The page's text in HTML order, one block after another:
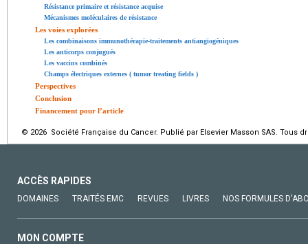
Résistance primaire et résistance acquise
Mécanismes moléculaires de résistance
Les voies explorées
Les combinaisons immunothérapie-traitements antiangiogéniques
Les anticorps conjugués
Les vaccins combinés
Champs électriques externes ( tumor treating fields )
Perspectives
Conclusion
Financement pour l’article
© 2026 Société Française du Cancer. Publié par Elsevier Masson SAS. Tous
ACCÈS RAPIDES
DOMAINES TRAITÉS EMC REVUES LIVRES NOS FORMULES
MON COMPTE